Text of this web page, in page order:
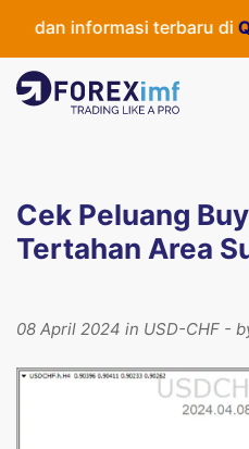
dan informasi terbaru di
Cek Peluang
Tertahan Area
08 April 2024 in USD-CHF -